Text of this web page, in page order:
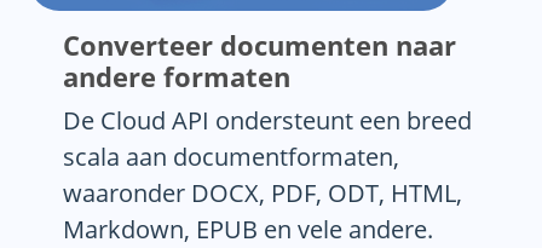
Converteer documenten naar
andere formaten
De Cloud API ondersteunt een breed
scala aan documentformaten,
waaronder DOCX, PDF, ODT, HTML,
Markdown, EPUB en vele andere.